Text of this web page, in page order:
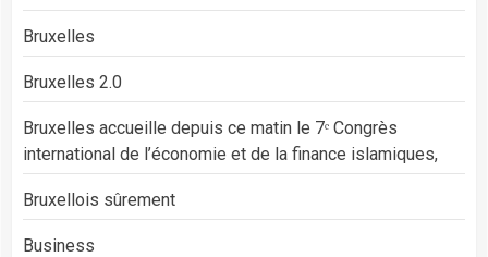
Bruxelles
Bruxelles 2.0
Bruxelles accueille depuis ce matin le 7ᵉ Congrès
international de l’économie et de la finance islamiques,
Bruxellois sûrement
Business